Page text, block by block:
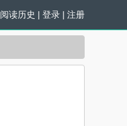
阅读历史 | 登录 | 注册